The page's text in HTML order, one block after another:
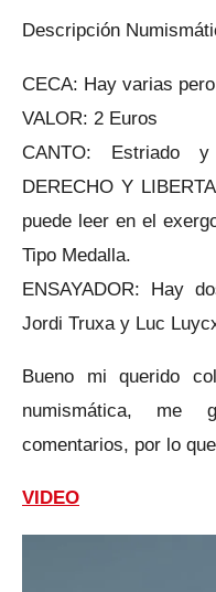
Descripción
CECA: Hay varias
VALOR: 2 Euros
CANTO: Estriado
DERECHO Y
puede leer en el
Tipo Medalla.
ENSAYADOR: Hay
Jordi Truxa y Luc
Bueno mi querido
numismática, me
comentarios, por lo
VIDEO